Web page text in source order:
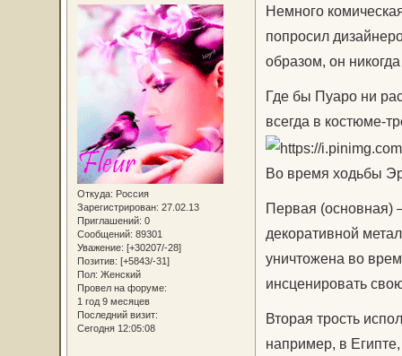
Откуда: Россия
Зарегистрирован: 27.02.13
Приглашений: 0
Сообщений: 89301
Уважение: [+30207/-28]
Позитив: [+5843/-31]
Пол: Женский
Провел на форуме:
1 год 9 месяцев
Последний визит:
Сегодня 12:05:08
Немного
попросил
образом, он
Где бы Пуаро ни
всегда в костюме-
Во время ходьбы
Первая (основная)
декоративной
уничтожена во
инсценировать
Вторая трость
например, в